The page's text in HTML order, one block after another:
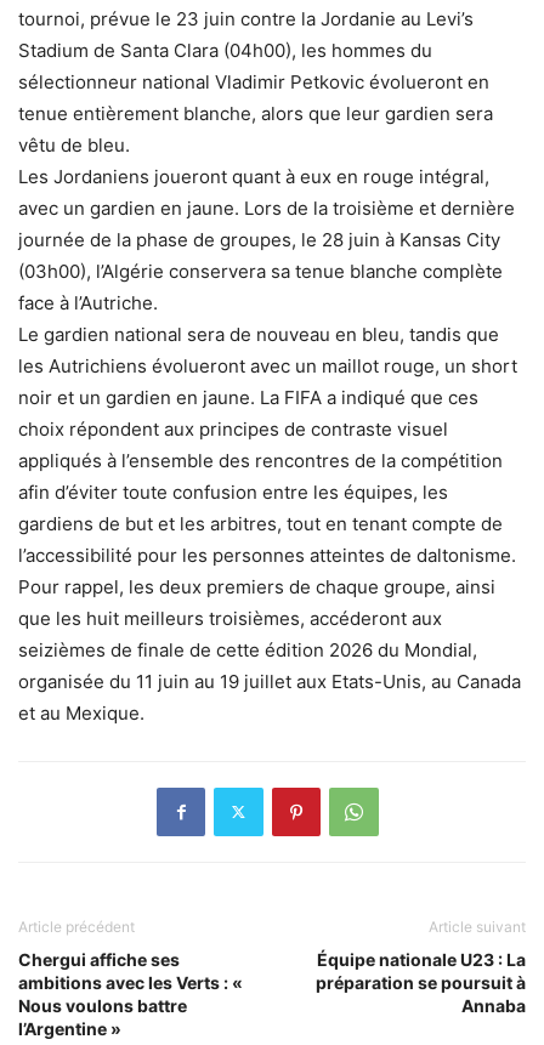
tournoi, prévue le 23 juin contre la Jordanie au Levi’s
Stadium de Santa Clara (04h00), les hommes du
sélectionneur national Vladimir Petkovic évolueront en
tenue entièrement blanche, alors que leur gardien sera
vêtu de bleu.
Les Jordaniens joueront quant à eux en rouge intégral,
avec un gardien en jaune. Lors de la troisième et dernière
journée de la phase de groupes, le 28 juin à Kansas City
(03h00), l’Algérie conservera sa tenue blanche complète
face à l’Autriche.
Le gardien national sera de nouveau en bleu, tandis que
les Autrichiens évolueront avec un maillot rouge, un short
noir et un gardien en jaune. La FIFA a indiqué que ces
choix répondent aux principes de contraste visuel
appliqués à l’ensemble des rencontres de la compétition
afin d’éviter toute confusion entre les équipes, les
gardiens de but et les arbitres, tout en tenant compte de
l’accessibilité pour les personnes atteintes de daltonisme.
Pour rappel, les deux premiers de chaque groupe, ainsi
que les huit meilleurs troisièmes, accéderont aux
seizièmes de finale de cette édition 2026 du Mondial,
organisée du 11 juin au 19 juillet aux Etats-Unis, au Canada
et au Mexique.
Article précédent
Chergui affiche ses
ambitions avec les Verts : «
Nous voulons battre
l’Argentine »
Article suivant
Équipe nationale U23 : La
préparation se poursuit à
Annaba